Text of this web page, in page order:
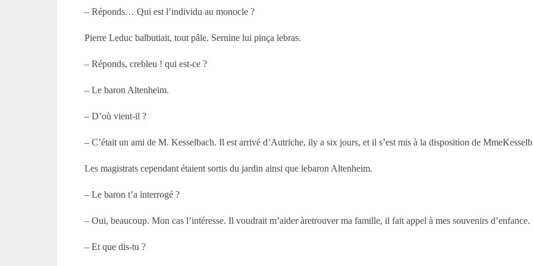
– Réponds… Qui est l’individu au monocle ?
Pierre Leduc balbutiait, tout pâle. Sernine lui pinça lebras.
– Réponds, crebleu ! qui est-ce ?
– Le baron Altenheim.
– D’où vient-il ?
– C’était un ami de M. Kesselbach. Il est arrivé d’Autriche, ily a six jours, et il s’est mis à la disposition de
Les magistrats cependant étaient sortis du jardin ainsi que lebaron Altenheim.
– Le baron t’a interrogé ?
– Oui, beaucoup. Mon cas l’intéresse. Il voudrait m’aider àretrouver ma famille, il fait appel à mes souvenirs d’enfance.
– Et que dis-tu ?